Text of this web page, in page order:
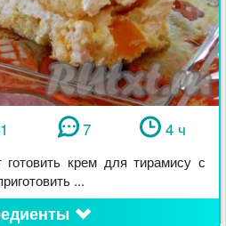
7 4 ч
крем для тирамису с
...